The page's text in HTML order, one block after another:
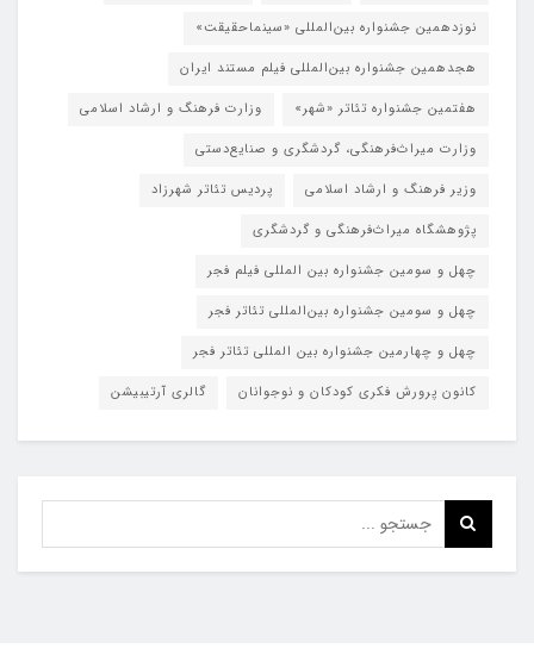
نوزدهمین جشنواره بین‌المللی «سینماحقیقت»
هجدهمین جشنواره بین‌المللی فیلم مستند ایران
هفتمین جشنواره تئاتر «شهر»
وزارت فرهنگ و ارشاد اسلامی
وزارت میراث‌فرهنگی، گردشگری و صنایع‌دستی
وزیر فرهنگ و ارشاد اسلامی
پردیس تئاتر شهرزاد
پژوهشگاه میراث‌فرهنگی و گردشگری
چهل و سومین جشنواره بین المللی فیلم فجر
چهل و سومین جشنواره بین‌المللی تئاتر فجر
چهل و چهارمین جشنواره بین المللی تئاتر فجر
کانون پرورش فکری کودکان و نوجوانان
گالری آرتیبیشن